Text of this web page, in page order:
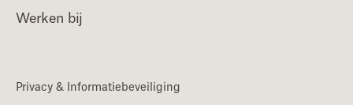
Werken bij
Privacy & Informatiebeveiliging